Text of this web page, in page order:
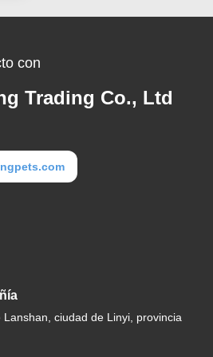
con
Trading Co., Ltd
ciudad de Linyi, provincia